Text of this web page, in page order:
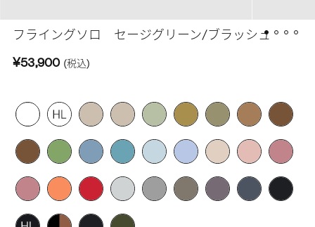
フライングソロ セージグリーン/ブラッシュ
¥53,900 (税込)